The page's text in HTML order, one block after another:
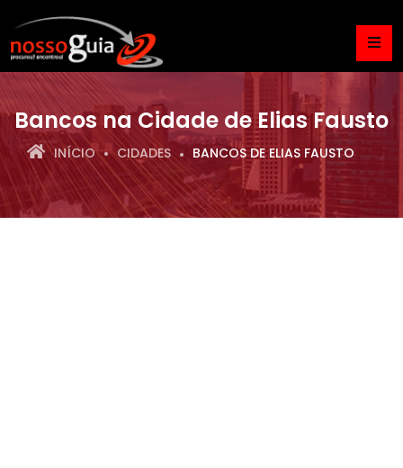
Bancos na Cidade de Elias Fausto
INÍCIO CIDADES BANCOS DE ELIAS FAUSTO